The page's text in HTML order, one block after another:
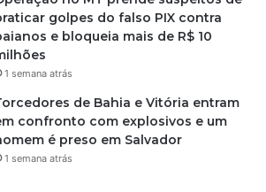
golpes do falso PIX contra
e bloqueia mais de R$ 10
1 semana atrás
de Bahia e Vitória entram
confronto com explosivos e um
é preso em Salvador
1 semana atrás